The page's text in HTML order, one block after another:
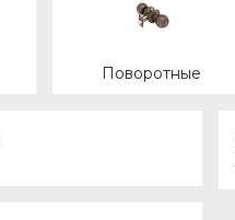
Поворотные